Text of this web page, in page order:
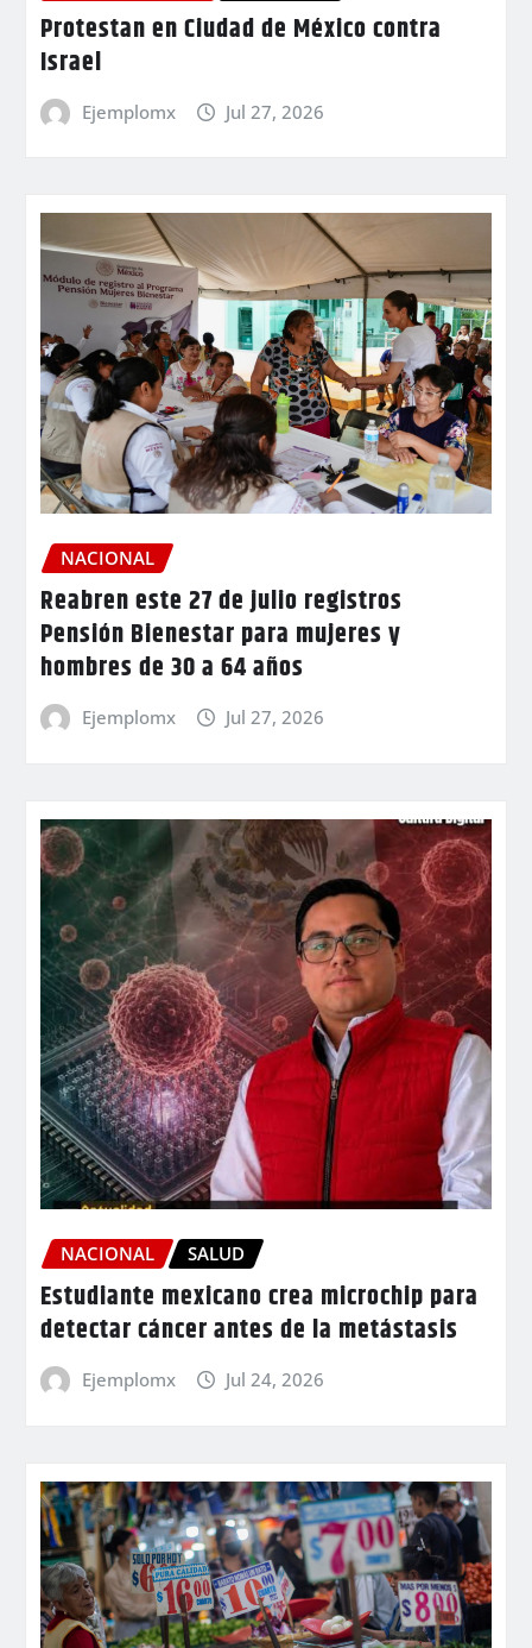
Protestan en Ciudad de México contra
Israel
Ejemplomx Jul 27, 2026
NACIONAL
Reabren este 27 de julio registros
Pensión Bienestar para mujeres y
hombres de 30 a 64 años
Ejemplomx Jul 27, 2026
NACIONAL SALUD
Estudiante mexicano crea microchip para
detectar cáncer antes de la metástasis
Ejemplomx Jul 24, 2026